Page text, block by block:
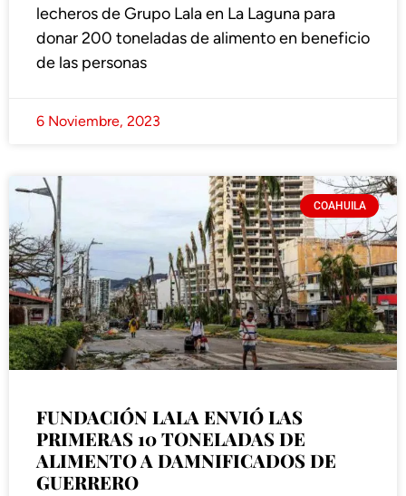
lecheros de Grupo Lala en La Laguna para
donar 200 toneladas de alimento en beneficio
de las personas
6 Noviembre, 2023
COAHUILA
FUNDACIÓN LALA ENVIÓ LAS
PRIMERAS 10 TONELADAS DE
ALIMENTO A DAMNIFICADOS DE
GUERRERO